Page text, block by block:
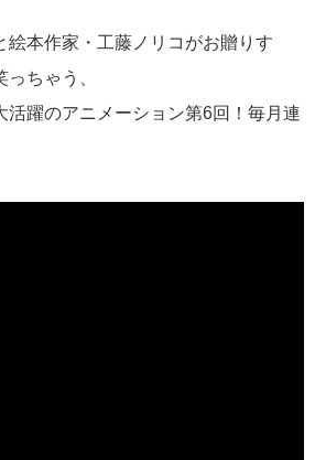
絵本作家・工藤ノリコがお贈りす
ちゃう、
活躍のアニメーション第6回！毎月連